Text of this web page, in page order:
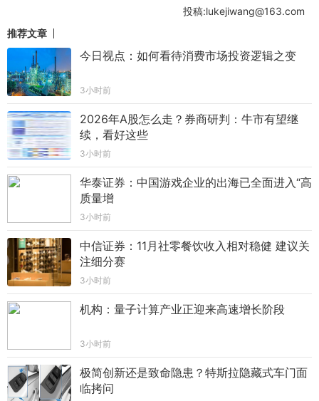
投稿:lukejiwang@163.com
推荐文章
今日视点：如何看待消费市场投资逻辑之变
3小时前
2026年A股怎么走？券商研判：牛市有望继
续，看好这些
3小时前
华泰证券：中国游戏企业的出海已全面进入“高
质量增
3小时前
中信证券：11月社零餐饮收入相对稳健 建议关
注细分赛
3小时前
机构：量子计算产业正迎来高速增长阶段
3小时前
极简创新还是致命隐患？特斯拉隐藏式车门面
临拷问